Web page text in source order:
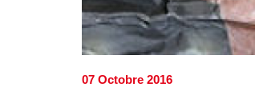
07 Octobre 2016